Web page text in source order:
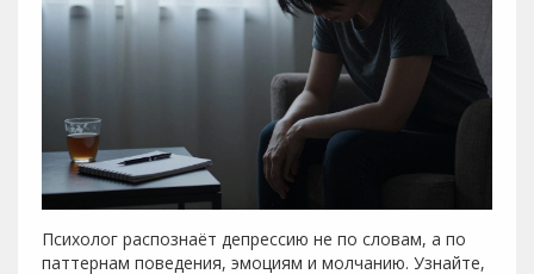
Психолог распознаёт депрессию не по словам, а по
паттернам поведения, эмоциям и молчанию. Узнайте,